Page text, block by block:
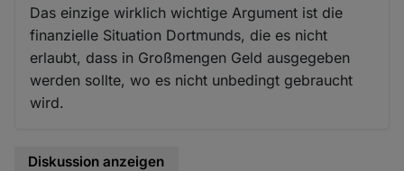
Das einzige wirklich wichtige Argument ist die
finanzielle Situation Dortmunds, die es nicht
erlaubt, dass in Großmengen Geld ausgegeben
werden sollte, wo es nicht unbedingt gebraucht
wird.
Diskussion anzeigen